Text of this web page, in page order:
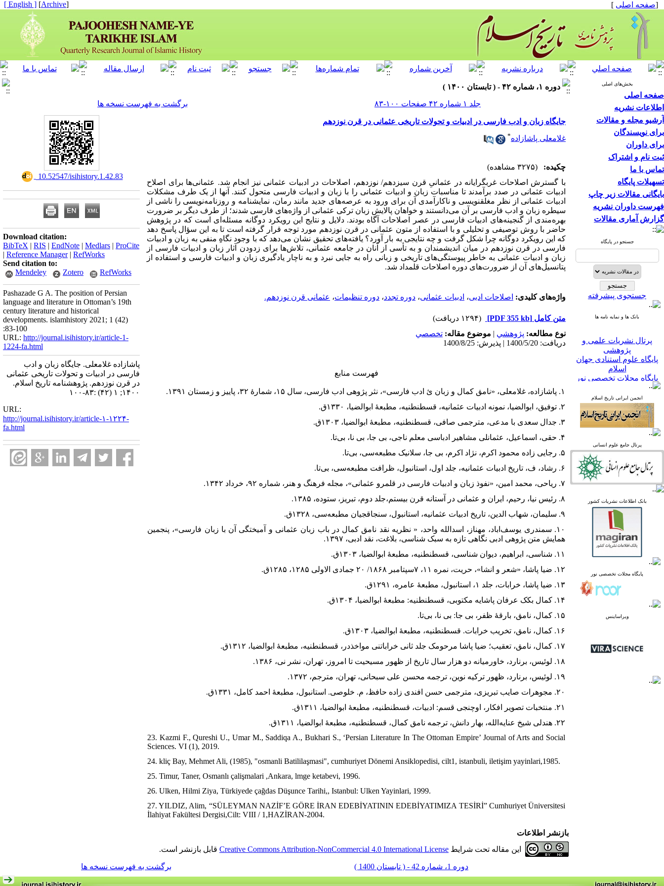
[صفحه اصلی ]
[
Archive
]
[ English ]
بخش‌های اصلی
صفحه اصلی
اطلاعات نشریه
آرشیو مجله و مقالات
برای نویسندگان
برای داوران
ثبت نام و اشتراک
تماس با ما
تسهیلات پایگاه
بایگانی مقالات زیر چاپ
فهرست داوران نشریه
گزارش آماری مقالات
جستجو در پایگاه
جستجوی پیشرفته
بانک ها و نمایه نامه ها
پرتال نشریات علمی و
پژوهشی
پایگاه علوم استنادی جهان
اسلام
پایگاه مجلات تخصصی نور
پایگاه مرکز اطلاعات جهاد
پرتال جامع علوم انسانی
بانک اطلاعات نشریات
کشور
google scholar
linked in
پرتال نشریات علمی و
پژوهشی
پایگاه علوم استنادی جهان
اسلام
پایگاه مجلات تخصصی نور
پایگاه مرکز اطلاعات جهاد
دانشگاهی
پرتال جامع علوم انسانی
بانک اطلاعات نشریات
کشور
google scholar
Academia
انجمن ایرانی تاریخ اسلام
پرتال جامع علوم انسانی
بانک اطلاعات نشریات کشور
پایگاه مجلات تخصصی نور
ویراساینس
دوره ۱، شماره ۴۲ - ( تابستان ۱۴۰۰ )
جلد ۱ شماره ۴۲ صفحات ۱۰۰-۸۳
برگشت به فهرست نسخه ها
جایگاه زبان و ادب فارسی در ادبیات و تحولات تاریخی عثمانی در قرن نوزدهم
غلامعلی پاشازاده*
چکیده:
(۳۲۷۵ مشاهده)
با گسترش اصلاحات غرب­گرایانه در عثمانیِ قرن سیزدهم/ نوزدهم، اصلاحات در ادبیات عثمانی نیز انجام شد. عثمانی‌ها برای اصلاح
ادبیات عثمانی در صدد برآمدند تا مناسبات زبان و ادبیات عثمانی را با زبان و ادبیات فارسی متحول کنند. آنها از یک طرف مشکلات
ادبیات عثمانی از نظر مغلق­نویسی و ناکارآمدی آن برای ورود به عرصه‌های جدید مانند رمان، نمایش­­نامه و روزنامه‌نویسی را ناشی از
سیطره زبان و ادب فارسی بر آن می‌دانستند و خواهان پالایش زبان ترکی عثمانی از واژه‌های فارسی شدند؛ از طرف دیگر بر ضرورت
بهره‌مندی از گنجینه‌های ادبیات فارسی در عصر اصلاحات آگاه بودند. دلایل و نتایج این رویکرد دوگانه مسئله‌ای است که در پژوهش
حاضر با روش توصیفی و تحلیلی و با استفاده از متون عثمانی در قرن نوزدهم مورد توجه قرار گرفته است تا به این سؤال پاسخ دهد
که این رویکرد دوگانه چرا شکل گرفت و چه نتایجی به بار آورد؟ یافته‌های تحقیق نشان می‌دهد که با وجود نگاهِ منفی به زبان و ادبیات
فارسی در قرن نوزدهم در میان اندیشمندان و به تأسی از آنان در جامعه عثمانی، تلاش‌ها برای زدودن آثار زبان و ادبیات فارسی از
زبان و ادبیات عثمانی به خاطر پیوستگی‌های تاریخی و زبانی راه به جایی نبرد و به ناچار یادگیری زبان و ادبیات فارسی و استفاده از
پتانسیل‌های آن از ضرورت‌های دوره اصلاحات قلمداد شد.
واژه‌های کلیدی: اصلاحات ادبی، ادبیات عثمانی، دوره تجدد، دوره تنظیمات، عثمانی قرن نوزدهم.
متن کامل [PDF 355 kb]
(۱۲۹۴ دریافت)
نوع مطالعه: پژوهشي | موضوع مقاله: تخصصي
دریافت: 1400/5/20 | پذیرش: 1400/8/25
فهرست منابع
۱. پاشازاده، غلامعلی، «نامق کمال و زبان ئ ادب فارسی»، نثر پژوهی ادب فارسی، سال ۱۵، شمارۀ ۳۲، پاییز و زمستان ۱۳۹۱.
۲. توفیق، ابوالضیا، نمونه ادبیات عثمانیه، قسطنطنیه، مطبعۀ ابوالضیا، ۱۳۳۰ق.
۳. جدال سعدی با مدعی، مترجمی صافی، قسطنطنیه، مطبعۀ ابوالضیا، ۱۳۰۳ق.
۴. حقی، اسماعیل، عثمانلی مشاهیر ادباسی معلم ناجی، بی جا، بی نا، بی‌تا.
۵. رجایی زاده محمود اکرم، نژاد اکرم، بی جا، سلانیک مطبعه‌سی، بی‌تا.
۶. رشاد، ف، تاریخ ادبیات عثمانیه، جلد اول، استانبول، ظرافت مطبعه‌سی، بی‌تا.
۷. ریاحی، محمد امین، «نفوذ زبان و ادبیات فارسی در قلمرو عثمانی»، مجله فرهنگ و هنر، شماره ۹۲، خرداد ۱۳۴۲.
۸. رئیس نیا، رحیم، ایران و عثمانی در آستانه قرن بیستم،جلد دوم، تبریز، ستوده، ۱۳۸۵.
۹. سلیمان، شهاب الدین، تاریخ ادبیات عثمانیه، استانبول، سنجاقجیان مطبعه‌سی، ۱۳۲۸ق.
۱۰. سمندری یوسف‌اباد، مهناز، اسدالله واحد، « نظریه نقد نامق کمال در باب زبان عثمانی و آمیختگی آن با زبان فارسی»، پنجمین
همایش متن پژوهی ادبی نگاهی تازه به سبک شناسی، بلاغت، نقد ادبی، ۱۳۹۷.
۱۱. شناسی، ابراهیم، دیوان شناسی، قسطنطنیه، مطبعۀ ابوالضیا، ۱۳۰۳ق.
۱۲. ضیا پاشا، «شعر و انشا»، حریت، نمره ۱۱، ۷سپتامبر ۱۸۶۸/ ۲۰ جمادی الاولی ۱۲۸۵، ۱۲۸۵ق.
۱۳. ضیا پاشا، خرابات، جلد ۱، استانبول، مطبعۀ عامره، ۱۲۹۱ق.
۱۴. کمال بکک عرفان پاشایه مکتوبی، قسطنطنیه: مطبعۀ ابوالضیا، ۱۳۰۴ق.
۱۵. کمال، نامق، بارقۀ ظفر، بی جا: بی نا، بی‌تا.
۱۶. کمال، نامق، تخریب خرابات. قسطنطنیه، مطبعۀ ابوالضیا، ۱۳۰۳ق.
۱۷. کمال، نامق، تعقیب؛ ضیا پاشا مرحومک جلد ثانی خراباتنی مواخذدر، قسطنطنیه، مطبعۀ ابوالضیا، ۱۳۱۲ق.
۱۸. لوئیس، برنارد، خاورمیانه دو هزار سال تاریخ از ظهور مسیحیت تا امروز، تهران، نشر نی، ۱۳۸۶.
۱۹. لوئیس، برنارد، ظهور ترکیه نوین، ترجمه محسن علی سبحانی، تهران، مترجم، ۱۳۷۲.
۲۰. مجوهرات صایب تبریزی، مترجمی حسن افندی زاده حافظ، م. خلوصی. استانبول، مطبعۀ احمد کامل، ۱۳۳۱ق.
۲۱. منتخبات تصویر افکار، اوچنجی قسم: ادبیات، قسطنطنیه، مطبعۀ ابوالضیا، ۱۳۱۱ق.
۲۲. هندلی شیخ عنایه‌الله، بهار دانش، ترجمه نامق کمال، قسطنطنیه، مطبعۀ ابوالضیا، ۱۳۱۱ق.
23. Kazmi F., Qureshi U., Umar M., Saddiqa A., Bukhari S., ‘Persian Literature In The Ottoman Empire’ Journal of Arts and Social
Sciences. VI (1), 2019.
24. kliç Bay, Mehmet Ali, (1985), "osmanli Batililaşmasi", cumhuriyet Dönemi Ansiklopedisi, cilt1, istanbuli, iletişim yayinlari,1985.
25. Timur, Taner, Osmanlı çalişmalari ,Ankara, lmge ketabevi, 1996.
26. Ulken, Hilmi Ziya, Türkiyede çağdas Düşunce Tarihi,, Istanbul: Ulken Yayinlari, 1999.
27. YILDIZ, Alim, “SÜLEYMAN NAZİF’E GÖRE İRAN EDEBİYATININ EDEBİYATIMIZA TESİRİ” Cumhuriyet Üniversitesi
İlahiyat Fakültesi Dergisi,Cilt: VIII / 1,HAZİRAN-2004.
‎ 10.52547/isihistory.1.42.83
Download citation:
BibTeX | RIS | EndNote | Medlars | ProCite
| Reference Manager| RefWorks
Send citation to:
Mendeley
Zotero RefWorks
Pashazade G A. The position of Persian
language and literature in Ottoman’s 19th
century literature and historical
developments. islamhistory 2021; 1 (42)
:83-100
URL: http://journal.isihistory.ir/article-1-
1224-fa.html
پاشازاده غلامعلی. جایگاه زبان و ادب
فارسی در ادبیات و تحولات تاریخی عثمانی
در قرن نوزدهم. پژوهشنامه تاریخ اسلام.
۱۴۰۰; ۱ (۴۲) :۸۳-۱۰۰
URL:
http://journal.isihistory.ir/article-۱-۱۲۲۴-
fa.html
بازنشر اطلاعات
این مقاله تحت شرایط Creative Commons Attribution-NonCommercial 4.0 International License قابل بازنشر است.
دوره 1، شماره 42 - ( تابستان 1400 ) برگشت به فهرست نسخه ها